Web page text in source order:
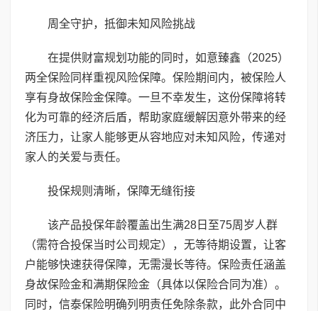
周全守护，抵御未知风险挑战
在提供财富规划功能的同时，如意臻鑫（2025）
两全保险同样重视风险保障。保险期间内，被保险人
享有身故保险金保障。一旦不幸发生，这份保障将转
化为可靠的经济后盾，帮助家庭缓解因意外带来的经
济压力，让家人能够更从容地应对未知风险，传递对
家人的关爱与责任。
投保规则清晰，保障无缝衔接
该产品投保年龄覆盖出生满28日至75周岁人群
（需符合投保当时公司规定），无等待期设置，让客
户能够快速获得保障，无需漫长等待。保险责任涵盖
身故保险金和满期保险金（具体以保险合同为准）。
同时，信泰保险明确列明责任免除条款，此外合同中